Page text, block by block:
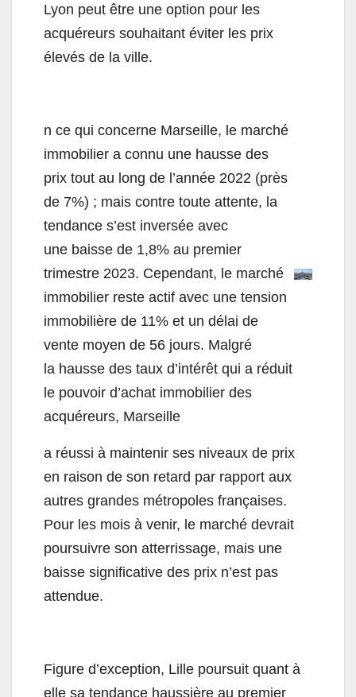
Lyon peut être une option pour les
acquéreurs souhaitant éviter les prix
élevés de la ville.
n ce qui concerne Marseille, le marché
immobilier a connu une hausse des
prix tout au long de l’année 2022 (près
de 7%) ; mais contre toute attente, la
tendance s’est inversée avec
une baisse de 1,8% au premier
trimestre 2023. Cependant, le marché
immobilier reste actif avec une tension
immobilière de 11% et un délai de
vente moyen de 56 jours. Malgré
la hausse des taux d’intérêt qui a réduit
le pouvoir d’achat immobilier des
acquéreurs, Marseille
a réussi à maintenir ses niveaux de prix
en raison de son retard par rapport aux
autres grandes métropoles françaises.
Pour les mois à venir, le marché devrait
poursuivre son atterrissage, mais une
baisse significative des prix n’est pas
attendue.
Figure d’exception, Lille poursuit quant à
elle sa tendance haussière au premier